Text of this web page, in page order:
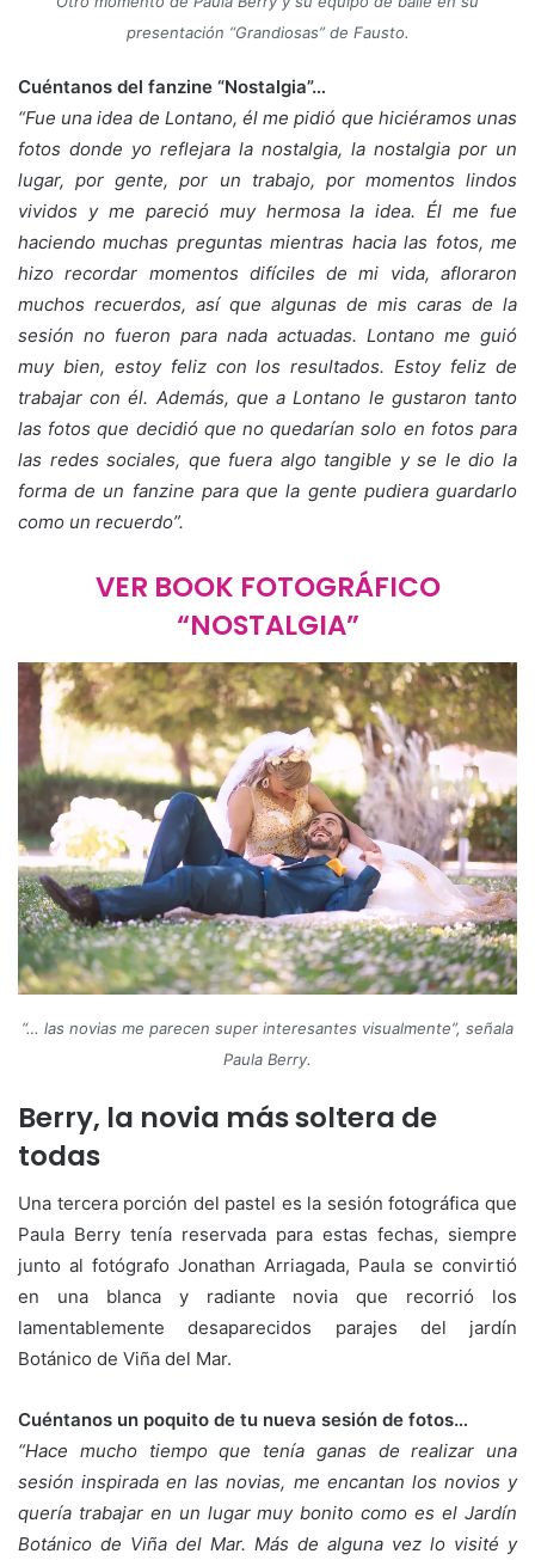
presentación “Grandiosas” de Fausto.
Cuéntanos del fanzine “Nostalgia”…
“Fue una idea de Lontano, él me pidió que hiciéramos unas
fotos donde yo reflejara la nostalgia, la nostalgia por un
lugar, por gente, por un trabajo, por momentos lindos
vividos y me pareció muy hermosa la idea. Él me fue
haciendo muchas preguntas mientras hacia las fotos, me
hizo recordar momentos difíciles de mi vida, afloraron
muchos recuerdos, así que algunas de mis caras de la
sesión no fueron para nada actuadas. Lontano me guió
muy bien, estoy feliz con los resultados. Estoy feliz de
trabajar con él. Además, que a Lontano le gustaron tanto
las fotos que decidió que no quedarían solo en fotos para
las redes sociales, que fuera algo tangible y se le dio la
forma de un fanzine para que la gente pudiera guardarlo
como un recuerdo”.
VER BOOK FOTOGRÁFICO
“NOSTALGIA”
“… las novias me parecen super interesantes visualmente”, señala
Paula Berry.
Berry, la novia más soltera de
todas
Una tercera porción del pastel es la sesión fotográfica que
Paula Berry tenía reservada para estas fechas, siempre
junto al fotógrafo Jonathan Arriagada, Paula se convirtió
en una blanca y radiante novia que recorrió los
lamentablemente desaparecidos parajes del jardín
Botánico de Viña del Mar.
Cuéntanos un poquito de tu nueva sesión de fotos…
“Hace mucho tiempo que tenía ganas de realizar una
sesión inspirada en las novias, me encantan los novios y
quería trabajar en un lugar muy bonito como es el Jardín
Botánico de Viña del Mar. Más de alguna vez lo visité y